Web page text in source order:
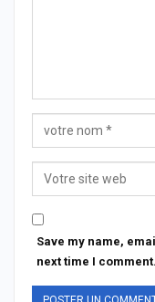
Save my name,
next time I comment.